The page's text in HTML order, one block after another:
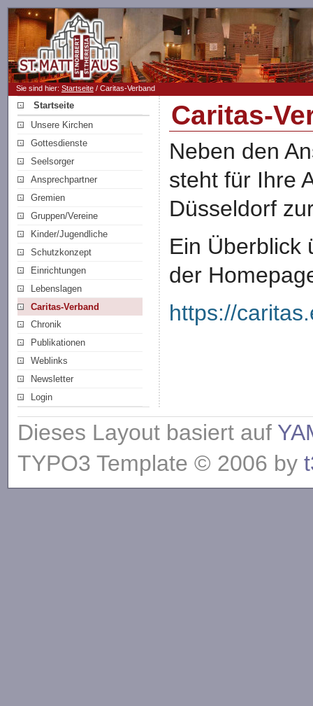
Sie sind hier: Startseite/ Caritas-Verband
Startseite
Unsere Kirchen
Gottesdienste
Seelsorger
Ansprechpartner
Gremien
Gruppen/Vereine
Kinder/Jugendliche
Schutzkonzept
Einrichtungen
Lebenslagen
Caritas-Verband
Chronik
Publikationen
Weblinks
Newsletter
Login
Caritas-
Neben den
steht für Ihre
Düsseldorf
Ein Überblick
der
https://
Dieses Layout basiert auf
TYPO3 Template © 2006 by